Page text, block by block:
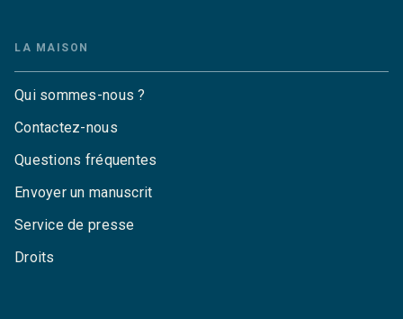
LA MAISON
Qui sommes-nous ?
Contactez-nous
Questions fréquentes
Envoyer un manuscrit
Service de presse
Droits